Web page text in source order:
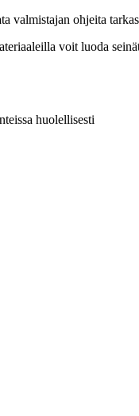
valmistajan ohjeita
voit luoda
huolellisesti